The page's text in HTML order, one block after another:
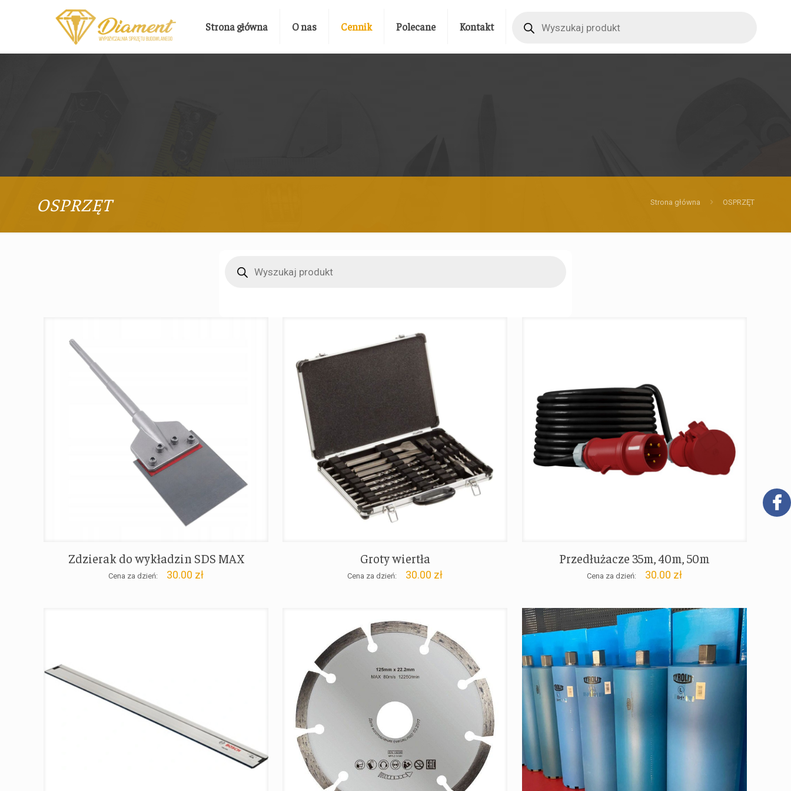
Strona główna O nas Cennik Polecane Kontakt
search
OSPRZĘT Strona główna OSPRZĘT
search
Zdzierak do wykładzin SDS MAX
Cena za dzień: 30.00 zł
Groty wiertła
Cena za dzień: 30.00 zł
Przedłużacze 35m, 40m, 50m
Cena za dzień: 30.00 zł